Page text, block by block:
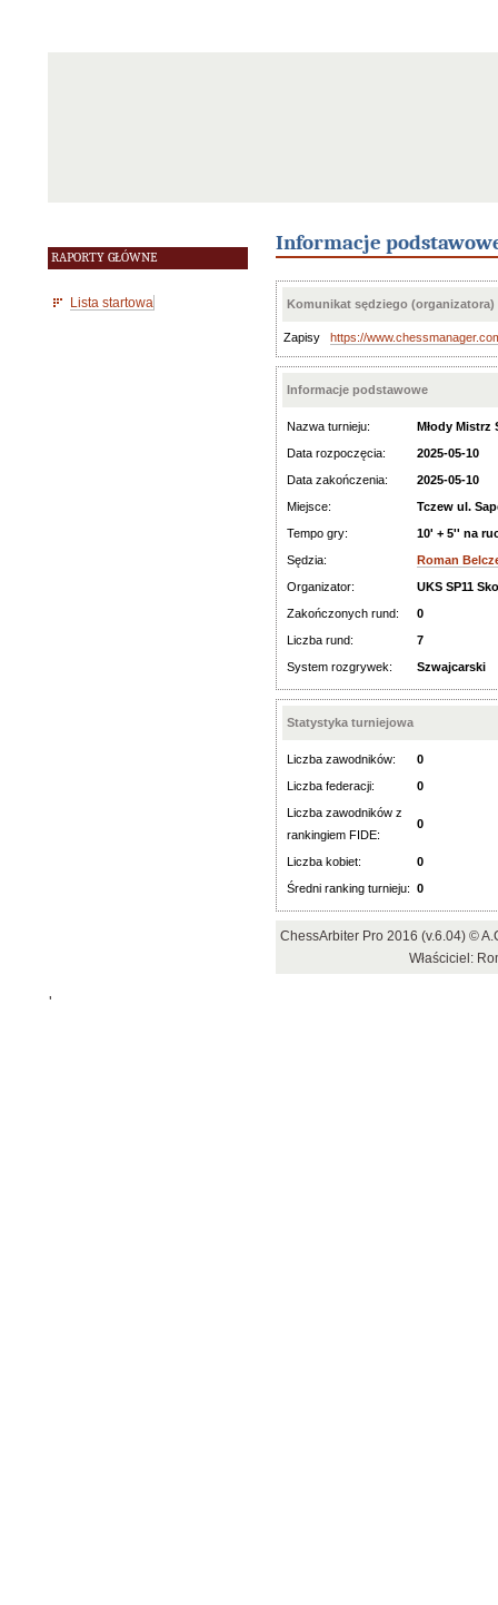
RAPORTY GŁÓWNE
Lista startowa
Informacje
Komunikat sędziego (organizatora)
Zapisy https://
Informacje podstawowe
Nazwa turnieju:
Młody Mistrz
Data rozpoczęcia:
2025-05-10
Data zakończenia:
2025-05-10
Miejsce:
Tczew ul.
Tempo gry:
10' + 5'' na
Sędzia:
Roman
Organizator:
UKS SP11
Zakończonych rund:
0
Liczba rund:
7
System rozgrywek:
Szwajcarski
Statystyka turniejowa
Liczba zawodników:
0
Liczba federacji:
0
Liczba zawodników z
rankingiem FIDE:
0
Liczba kobiet:
0
Średni ranking turnieju: 0
ChessArbiter Pro 2016 (v.6.04) ©
Właściciel:
'